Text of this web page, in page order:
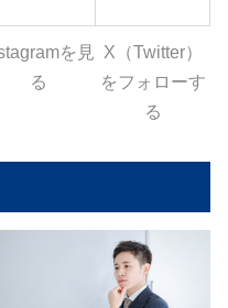
を見
る
X（Twitter）
をフォローす
る